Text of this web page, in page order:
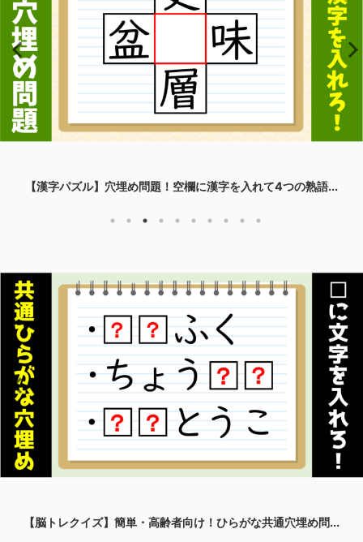
【漢字パズル】穴埋め問題！空欄に漢字を入れて4つの熟語...
【脳トレクイズ】簡単・高齢者向け！ひらがな共通穴埋め問...